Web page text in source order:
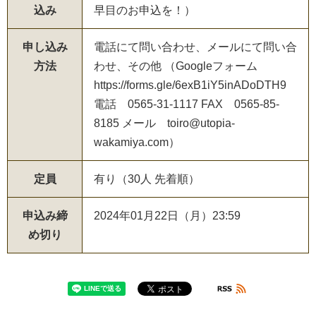
込み
早目のお申込を！）
申し込み
方法
電話にて問い合わせ、メールにて問い合
わせ、その他 （Googleフォーム
https://forms.gle/6exB1iY5inADoDTH9
電話 0565-31-1117 FAX 0565-85-
8185 メール toiro@utopia-
wakamiya.com）
定員 有り（30人 先着順）
申込み締
め切り
2024年01月22日（月）23:59